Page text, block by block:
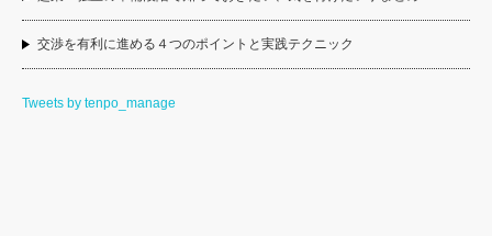
交渉を有利に進める４つのポイントと実践テクニック
Tweets by tenpo_manage